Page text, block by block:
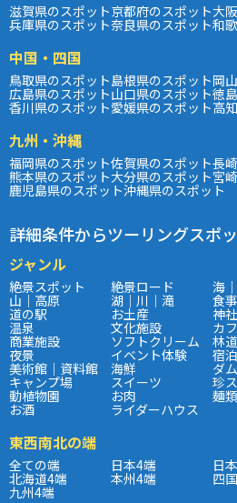
滋賀県のスポット京都府のスポット大
兵庫県のスポット奈良県のスポット和
中国・四国
鳥取県のスポット島根県のスポット岡
広島県のスポット山口県のスポット徳
香川県のスポット愛媛県のスポット高
九州・沖縄
福岡県のスポット佐賀県のスポット長
熊本県のスポット大分県のスポット宮
鹿児島県のスポット沖縄県のスポット
詳細条件からツーリングスポ
ジャンル
絶景スポット 絶景ロード 海
山｜高原 湖｜川｜滝 食
道の駅 お土産 神
温泉 文化施設 カ
商業施設 ソフトクリーム 林道
夜景 イベント体験 宿
美術館｜資料館 海鮮 ダム
キャンプ場 スイーツ 珍
動植物園 お肉 麺類
お酒 ライダーハウス
東西南北の端
全ての端 日本4端 日
北海道4端 本州4端 四
九州4端